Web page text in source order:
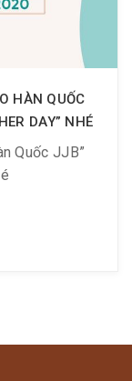
HÀN QUỐC
DAY” NHÉ
Quốc JJB”